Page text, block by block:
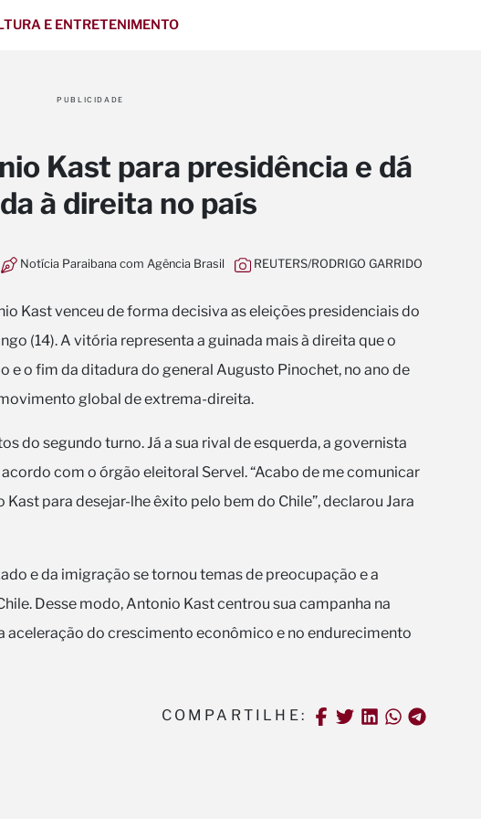
E ENTRETENIMENTO
PUBLICIDADE
Kast para presidência e dá
à direita no país
Notícia Paraibana com Agência Brasil REUTERS/RODRIGO GARRIDO
Kast venceu de forma decisiva as eleições presidenciais do
(14). A vitória representa a guinada mais à direita que o
e o fim da ditadura do general Augusto Pinochet, no ano de
global de extrema-direita.
do segundo turno. Já a sua rival de esquerda, a governista
com o órgão eleitoral Servel. “Acabo de me comunicar
para desejar-lhe êxito pelo bem do Chile”, declarou Jara
e da imigração se tornou temas de preocupação e a
Desse modo, Antonio Kast centrou sua campanha na
aceleração do crescimento econômico e no endurecimento
COMPARTILHE: